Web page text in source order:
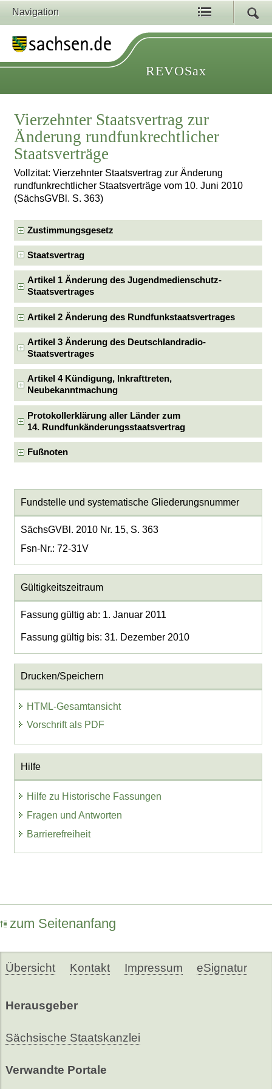
Navigation
REVOSax
Vierzehnter Staatsvertrag zur
Änderung rundfunkrechtlicher
Staatsverträge
Vollzitat: Vierzehnter Staatsvertrag zur Änderung
rundfunkrechtlicher Staatsverträge vom 10. Juni 2010
(SächsGVBl. S. 363)
Zustimmungsgesetz
Staatsvertrag
Artikel 1 Änderung des Jugendmedienschutz-
Staatsvertrages
Artikel 2 Änderung des Rundfunkstaatsvertrages
Artikel 3 Änderung des Deutschlandradio-
Staatsvertrages
Artikel 4 Kündigung, Inkrafttreten,
Neubekanntmachung
Protokollerklärung aller Länder zum
14. Rundfunkänderungsstaatsvertrag
Fußnoten
Fundstelle und systematische Gliederungsnummer
SächsGVBl. 2010 Nr. 15, S. 363
Fsn-Nr.: 72-31V
Gültigkeitszeitraum
Fassung gültig ab: 1. Januar 2011
Fassung gültig bis: 31. Dezember 2010
Drucken/Speichern
HTML-Gesamtansicht
Vorschrift als PDF
Hilfe
Hilfe zu Historische Fassungen
Fragen und Antworten
Barrierefreiheit
zum Seitenanfang
Übersicht Kontakt Impressum eSignatur
Herausgeber
Sächsische Staatskanzlei
Verwandte Portale